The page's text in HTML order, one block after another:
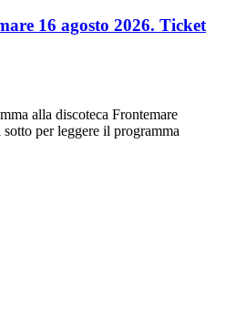
16 agosto 2026. Ticket
alla discoteca Frontemare
per leggere il programma